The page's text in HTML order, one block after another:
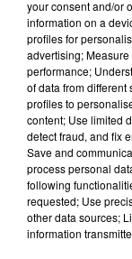
7 août 2026
LA
TOUJOURS
Cela fait déjà
nucléaire
justifiée par la
présente.
your consent and/or
information on a
profiles for
advertising;
performance;
of data from
profiles to
content; Use limited
detect fraud, and fix
Save and
process personal
following
requested; Use
other data sources;
information